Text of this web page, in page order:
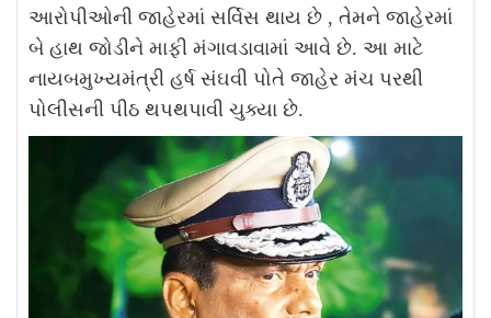
આરોપીઓની જાહેરમાં સર્વિસ થાય છે , તેમને જાહેરમાં
બે હાથ જોડીને માફી મંગાવડાવામાં આવે છે. આ માટે
નાયબમુખ્યમંત્રી હર્ષ સંઘવી પોતે જાહેર મંચ પરથી
પોલીસની પીઠ થપથપાવી ચુક્યા છે.